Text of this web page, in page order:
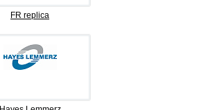
FR replica